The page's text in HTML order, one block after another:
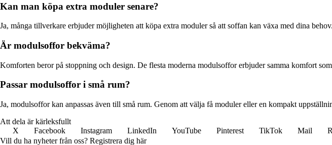
Kan man köpa extra moduler senare?
Ja, många tillverkare erbjuder möjligheten att köpa extra moduler så att soffan kan växa med dina
Är modulsoffor bekväma?
Komforten beror på stoppning och design. De flesta moderna modulsoffor erbjuder samma komfort
Passar modulsoffor i små rum?
Ja, modulsoffor kan anpassas även till små rum. Genom att välja få moduler eller en kompakt
Att dela är kärleksfullt
X
Facebook Instagram LinkedIn YouTube Pinterest TikTok Mail
Vill du ha nyheter från oss? Registrera dig här